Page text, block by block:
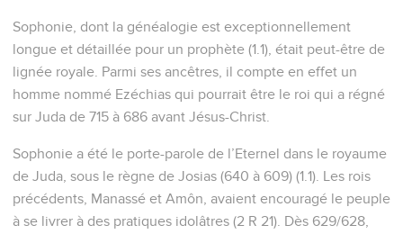
Sophonie, dont la généalogie est exceptionnellement
longue et détaillée pour un prophète (1.1), était peut-être de
lignée royale. Parmi ses ancêtres, il compte en effet un
homme nommé Ezéchias qui pourrait être le roi qui a régné
sur Juda de 715 à 686 avant Jésus-Christ.
Sophonie a été le porte-parole de l’Eternel dans le royaume
de Juda, sous le règne de Josias (640 à 609) (1.1). Les rois
précédents, Manassé et Amôn, avaient encouragé le peuple
à se livrer à des pratiques idolâtres (2 R 21). Dès 629/628,